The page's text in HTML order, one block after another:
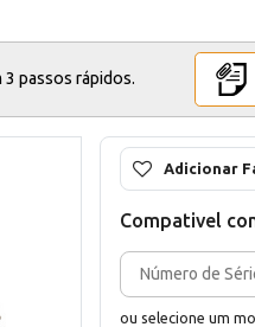
3 passos rápidos.
Adicionar
Compativel
ou selecione um